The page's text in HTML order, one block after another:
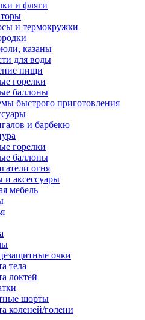
и фляги
и термокружки
казаны
для воды
пищи
горелки
баллоны
быстрого приготовления
и барбекю
горелки
баллоны
огня
и аксессуары
мебель
очки
тела
локтей
шорты
коленей/голени